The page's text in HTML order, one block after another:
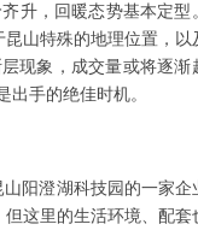
升，回暖态势基本定型
山特殊的地理位置，以
现象，成交量或将逐渐
手的绝佳时机。
阳澄湖科技园的一家企
这里的生活环境、配套